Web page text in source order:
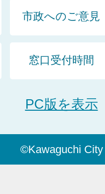
市政へのご意見
窓口受付時間
PC版を表示
©Kawaguchi City